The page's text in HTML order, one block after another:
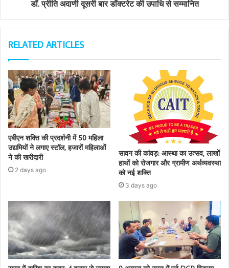
डॉ. प्रीति अदाणी दूसरी बार डॉक्टरेट की उपाधि से सम्मानित
RELATED ARTICLES
एबीएन शक्ति की प्रदर्शनी में 50 महिला
उद्यमियों ने लगाए स्टॉल, हजारों महिलाओं
ने की खरीदारी
2 days ago
सावन की कांवड़: आस्था का उत्सव, लाखों
हाथों को रोजगार और ग्रामीण अर्थव्यवस्था
को नई शक्ति
3 days ago